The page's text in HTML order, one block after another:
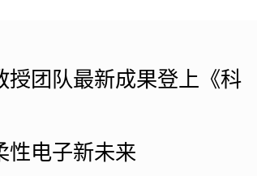
授团队最新成果登上《科
性电子新未来